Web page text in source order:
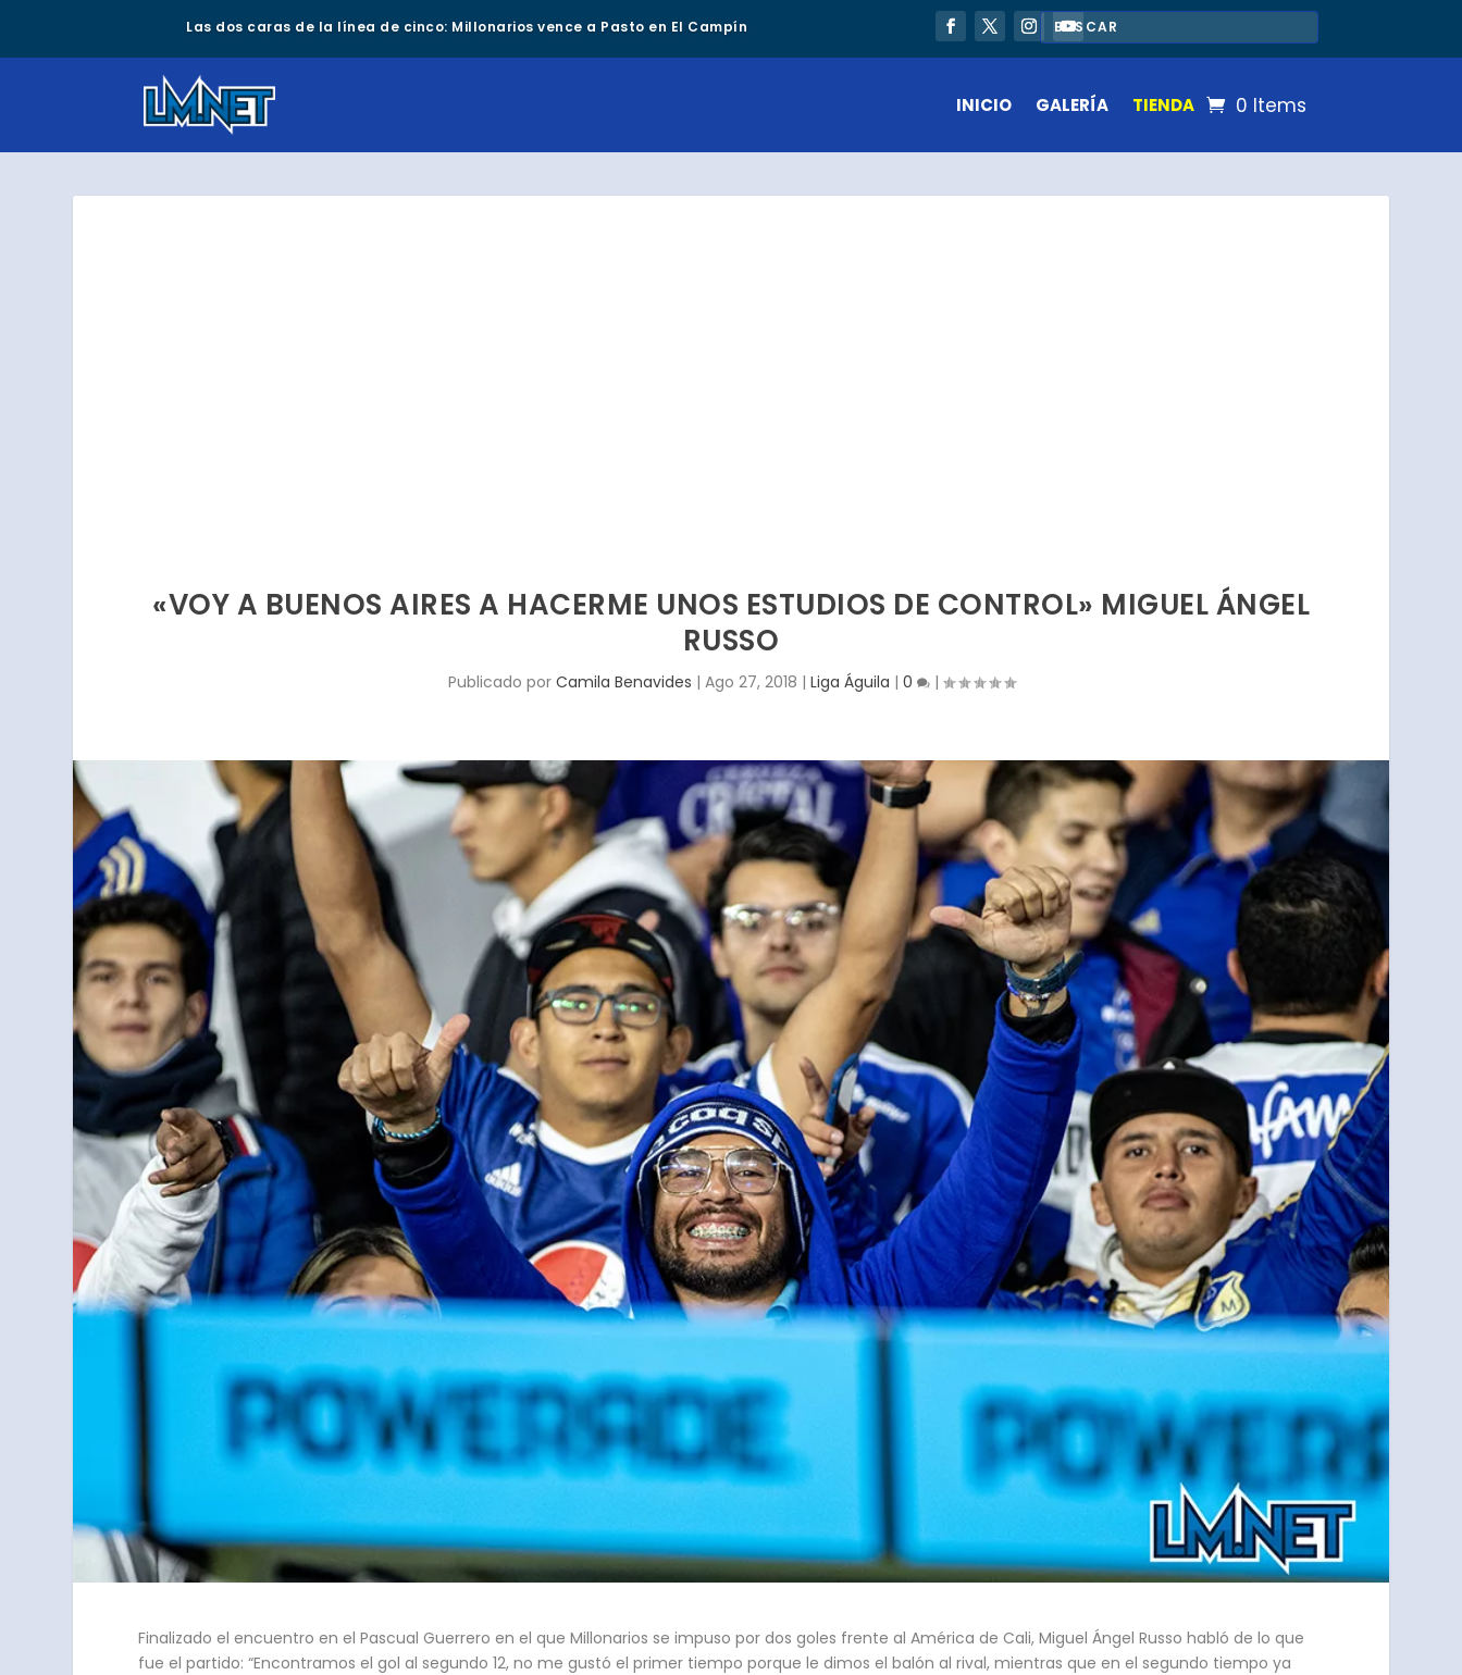
Las dos caras de la línea de cinco: Millonarios vence a Pasto en El Campín
INICIO GALERÍA TIENDA 0 Items
«VOY A BUENOS AIRES A HACERME UNOS ESTUDIOS DE CONTROL» MIGUEL ÁNGEL
RUSSO
Publicado por Camila Benavides | Ago 27, 2018 | Liga Águila | 0 |
Finalizado el encuentro en el Pascual Guerrero en el que Millonarios se impuso por dos goles frente al América de Cali, Miguel Ángel Russo habló de lo que
fue el partido: “Encontramos el gol al segundo 12, no me gustó el primer tiempo porque le dimos el balón al rival, mientras que en el segundo tiempo ya